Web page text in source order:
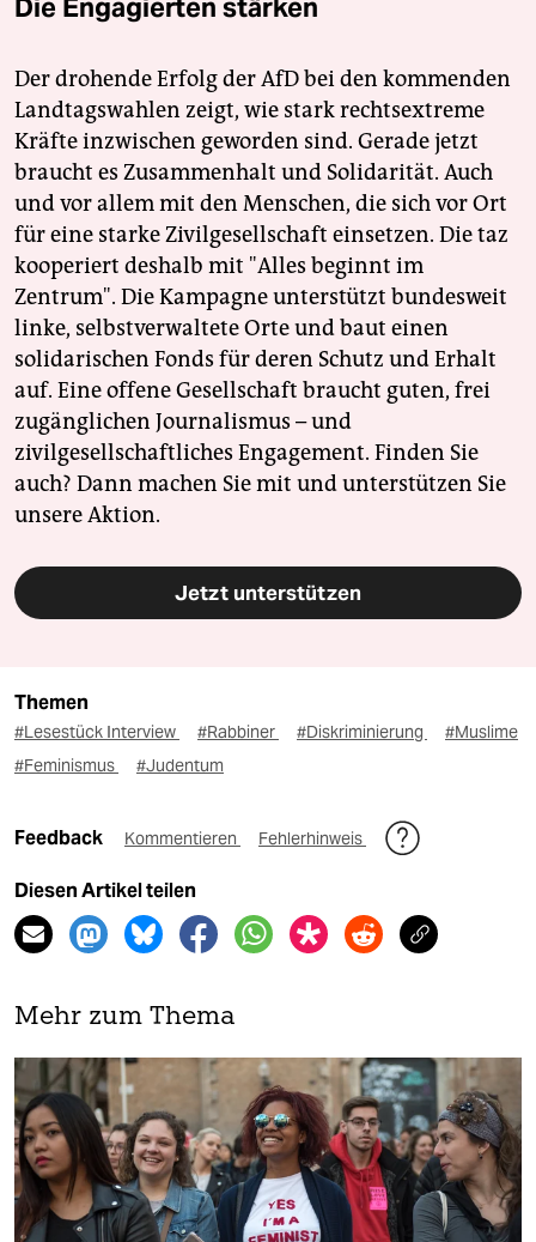
Die Engagierten stärken
Der drohende Erfolg der AfD bei den kommenden
Landtagswahlen zeigt, wie stark rechtsextreme
Kräfte inzwischen geworden sind. Gerade jetzt
braucht es Zusammenhalt und Solidarität. Auch
und vor allem mit den Menschen, die sich vor Ort
für eine starke Zivilgesellschaft einsetzen. Die taz
kooperiert deshalb mit "Alles beginnt im
Zentrum". Die Kampagne unterstützt bundesweit
linke, selbstverwaltete Orte und baut einen
solidarischen Fonds für deren Schutz und Erhalt
auf. Eine offene Gesellschaft braucht guten, frei
zugänglichen Journalismus – und
zivilgesellschaftliches Engagement. Finden Sie
auch? Dann machen Sie mit und unterstützen Sie
unsere Aktion.
Jetzt unterstützen
Themen
#Lesestück Interview #Rabbiner #Diskriminierung
#Muslime
#Feminismus
#Judentum
Feedback Kommentieren Fehlerhinweis
Diesen Artikel teilen
Mehr zum Thema